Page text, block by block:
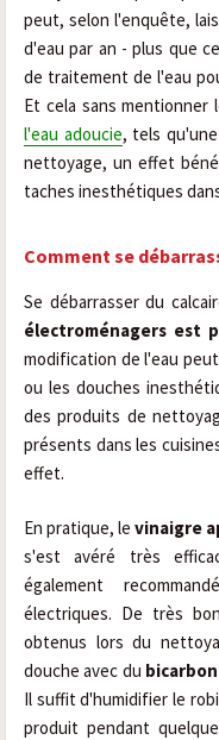
peut, selon l'enquête,
d'eau par an - plus que
de traitement de l'eau
Et cela sans mentionner
l'eau adoucie, tels
nettoyage, un effet
taches inesthétiques
Comment se
Se débarrasser du
électroménagers est
modification de l'eau
ou les douches
des produits de
présents dans les
effet.
En pratique, le vinaigre
s'est avéré très
également
électriques. De très
obtenus lors du
douche avec du
Il suffit d'humidifier le
produit pendant